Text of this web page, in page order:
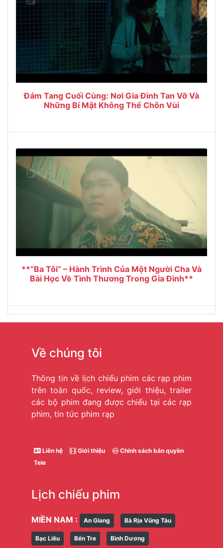
Đám Tang Cuối Cùng: Nơi Gia Đình Tan Vỡ Và
Những Bí Mật Không Thể Chôn Vùi
**“Ba Tôi” – Hành Trình Của Một Người Cha Và
Bài Học Về Tình Thương Trong Gia Đình**
Về chúng tôi
Thông tin về lịch chiếu phim các rạp phim
trên toàn quốc, review, giới thiệu, trailer
các bộ phim đang được chiếu tại các rạp
phim, tin tức phim rạp
Liên hệ Giới thiệu
Chính sách bản quyền
Tele
Lịch chiếu phim
MIỀN NAM : An Giang Bà Rịa Vũng Tàu
Bạc Liêu Bến Tre Bình Dương